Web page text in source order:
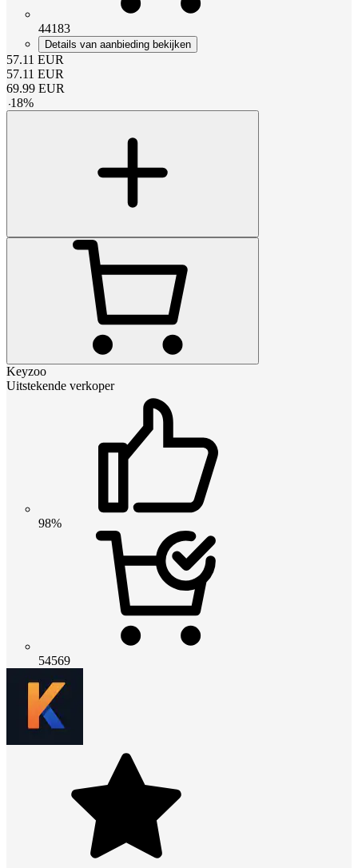
44183
Details van aanbieding bekijken
57.11 EUR
57.11 EUR
69.99 EUR
-18%
Keyzoo
Uitstekende verkoper
98%
54569